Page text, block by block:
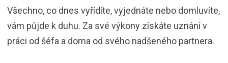
Všechno, co dnes vyřídíte, vyjednáte nebo domluvíte,
vám půjde k duhu. Za své výkony získáte uznání v
práci od šéfa a doma od svého nadšeného partnera.